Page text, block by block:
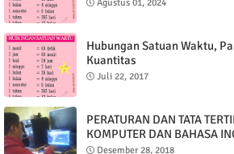
Agustus 01, 2024
Hubungan Satuan Waktu,
Kuantitas
Juli 22, 2017
PERATURAN DAN TATA
KOMPUTER DAN BAHASA
Desember 28, 2018